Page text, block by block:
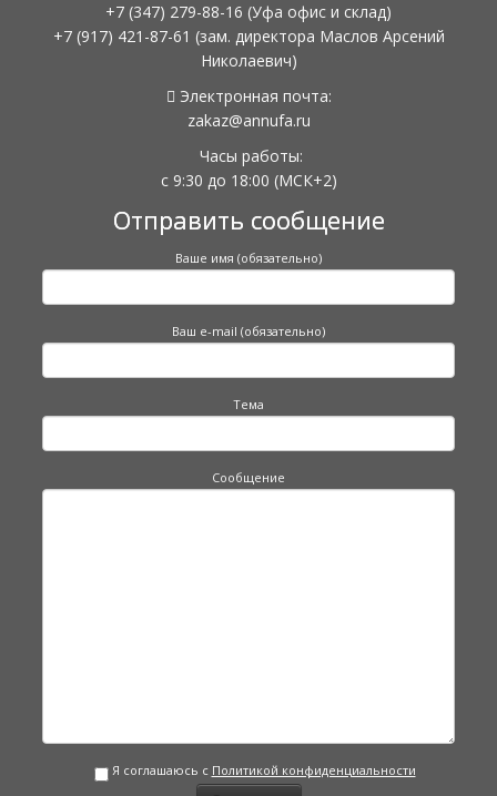
+7 (347) 279-88-16 (Уфа офис и склад)
+7 (917) 421-87-61 (зам. директора Маслов Арсений
Николаевич)
Электронная почта:
zakaz@annufa.ru
Часы работы:
с 9:30 до 18:00 (МСК+2)
Отправить сообщение
Ваше имя (обязательно)
Ваш e-mail (обязательно)
Тема
Сообщение
Я соглашаюсь с Политикой конфиденциальности